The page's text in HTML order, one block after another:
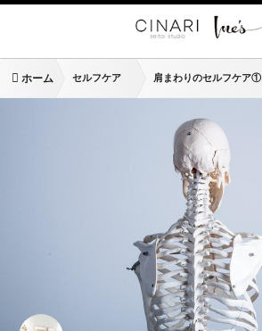
ホーム セルフケア 肩まわりのセルフケア①